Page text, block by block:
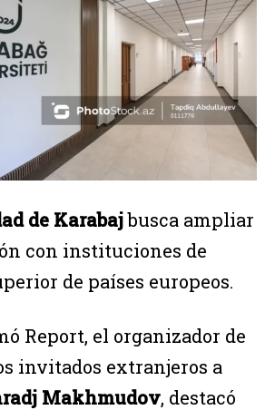
de Karabajbusca ampliar
con instituciones de
de países europeos.
Report, el organizador de
invitados extranjeros a
Makhmudov, destacó